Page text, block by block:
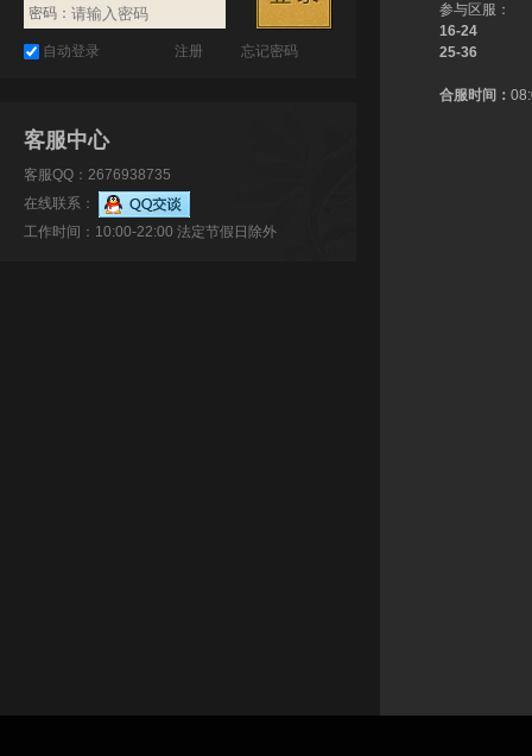
密码：
自动登录 注册 忘记密码
客服中心
客服QQ：2676938735
在线联系：
工作时间：10:00-22:00 法定节假日除外
参与区服：
16-24
25-36
合服时间：